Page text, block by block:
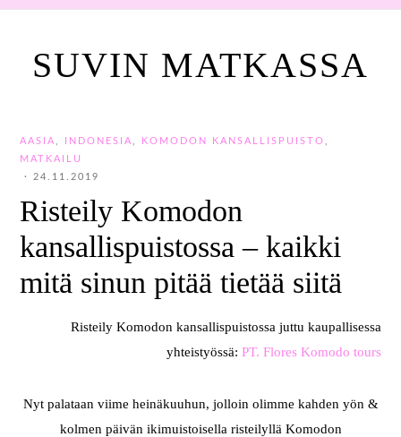
SUVIN MATKASSA
AASIA INDONESIA KOMODON KANSALLISPUISTO
MATKAILU
· 24.11.2019
Risteily Komodon
kansallispuistossa – kaikki
mitä sinun pitää tietää siitä
Risteily Komodon kansallispuistossa juttu kaupallisessa
yhteistyössä: PT. Flores Komodo tours
Nyt palataan viime heinäkuuhun, jolloin olimme kahden yön &
kolmen päivän ikimuistoisella risteilyllä Komodon